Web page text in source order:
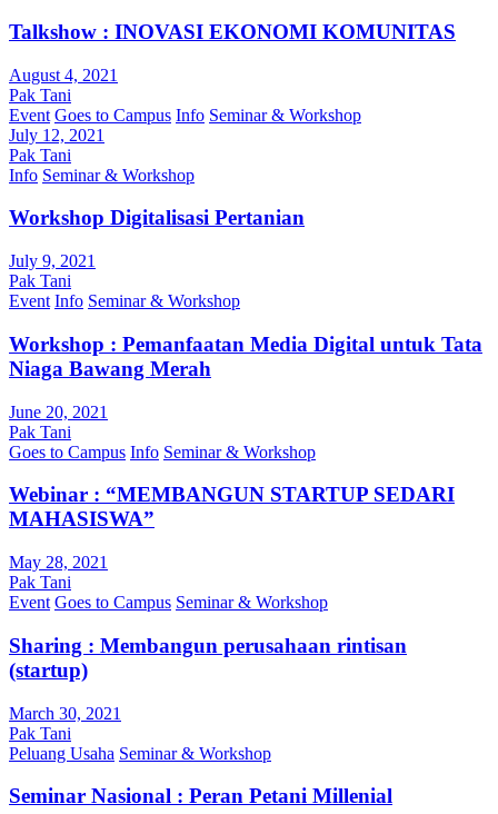
Talkshow : INOVASI EKONOMI KOMUNITAS
August 4, 2021
Pak Tani
Event Goes to Campus Info Seminar & Workshop
July 12, 2021
Pak Tani
Info Seminar & Workshop
Workshop Digitalisasi Pertanian
July 9, 2021
Pak Tani
Event Info Seminar & Workshop
Workshop : Pemanfaatan Media Digital untuk Tata
Niaga Bawang Merah
June 20, 2021
Pak Tani
Goes to Campus Info Seminar & Workshop
Webinar : “MEMBANGUN STARTUP SEDARI
MAHASISWA”
May 28, 2021
Pak Tani
Event Goes to Campus Seminar & Workshop
Sharing : Membangun perusahaan rintisan
(startup)
March 30, 2021
Pak Tani
Peluang Usaha Seminar & Workshop
Seminar Nasional : Peran Petani Millenial